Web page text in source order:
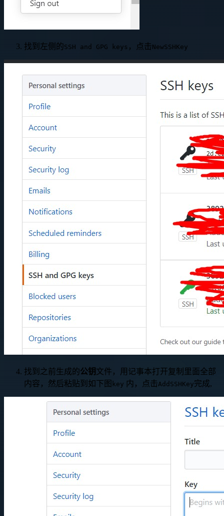
找到左侧的SSH and GPG keys ，点击NewSSHKey
找到之前生成的公钥 文件，用记事本打开复制里面全部
内容，然后粘贴到如下图 key 内，点击AddSSHKey完成,